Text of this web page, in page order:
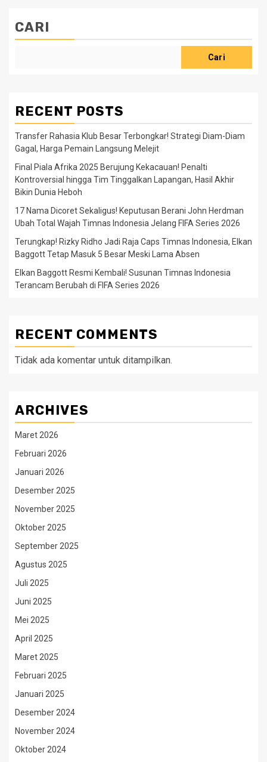
CARI
Cari
RECENT POSTS
Transfer Rahasia Klub Besar Terbongkar! Strategi Diam-Diam
Gagal, Harga Pemain Langsung Melejit
Final Piala Afrika 2025 Berujung Kekacauan! Penalti
Kontroversial hingga Tim Tinggalkan Lapangan, Hasil Akhir
Bikin Dunia Heboh
17 Nama Dicoret Sekaligus! Keputusan Berani John Herdman
Ubah Total Wajah Timnas Indonesia Jelang FIFA Series 2026
Terungkap! Rizky Ridho Jadi Raja Caps Timnas Indonesia, Elkan
Baggott Tetap Masuk 5 Besar Meski Lama Absen
Elkan Baggott Resmi Kembali! Susunan Timnas Indonesia
Terancam Berubah di FIFA Series 2026
RECENT COMMENTS
Tidak ada komentar untuk ditampilkan.
ARCHIVES
Maret 2026
Februari 2026
Januari 2026
Desember 2025
November 2025
Oktober 2025
September 2025
Agustus 2025
Juli 2025
Juni 2025
Mei 2025
April 2025
Maret 2025
Februari 2025
Januari 2025
Desember 2024
November 2024
Oktober 2024